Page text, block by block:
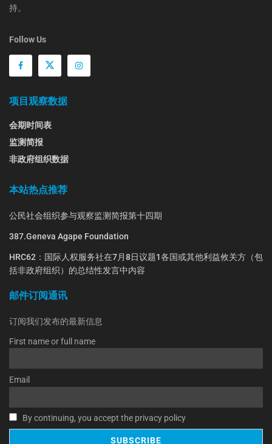
持。
Follow Us
项目观察数据
会期时间表
监测简报
非政府组织数据
本站热点推荐
公民社会组织参与观察监测简报第十四期
387.Geneva Agape Foundation
HRC62：国际人权服务社在7月8日议题1各国或其他利益攸关方（包
括非政府组织）的总结性发言中内容
邮件订阅通讯
订阅我们发布的最新信息
First name or full name
Email
By continuing, you accept the privacy policy